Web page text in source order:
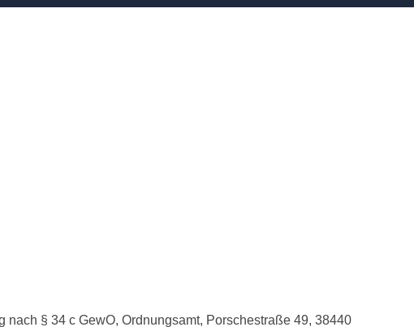
§ 34 c GewO, Ordnungsamt, Porschestraße 49, 38440